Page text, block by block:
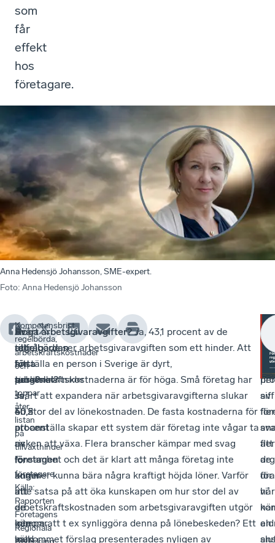
som
får
effekt
hos
företagare.
Anna Hedensjö Johansson, SME-expert.
Foto: Anna Hedensjö Johansson
Svårt
att
hitta
personal?
Ja,
50,5
procent
av
företagen
anger
att
de
inte
kan
Är
regelbördan
för
tung?
Ja,
40,2
procent
av
företagen
anger
att
de
kämpar
med
Kompetensbrist,
regelbörda,
arbetskraftskostnader
och
sjuklönekostnader
toppar
åter
listan
på
tillväxthinder
för
företagare.
Källa:
Rapporten
Företagens
Regionala
Höga arbetsgivaravgifter?Ja, 43,1 procent av de
tillfrågade ser arbetsgivaravgiften som ett hinder. Att
anställa en person i Sverige är dyrt,
arbetskraftskostnaderna är för höga. Små företag har
svårt att expandera när arbetsgivaravgifterna slukar
en stor del av lönekostnaden. De fasta kostnaderna för
att anställa skapar ett system där företag inte vågar ta
risken att växa​. Flera branscher kämpar med svag
lönsamhet och det är klart att många företag inte
kommer kunna bära några kraftigt höjda löner. Varför
inte satsa på att öka kunskapen om hur stor del av
arbetskraftskostnaden som arbetsgivaravgiften utgör
genom att t ex synliggöra denna på lönebeskeden? Ett
välkommet förslag presenterades nyligen av
Ja,
av
att
de
när
en
Vi
fler
fler
fler
för
vi